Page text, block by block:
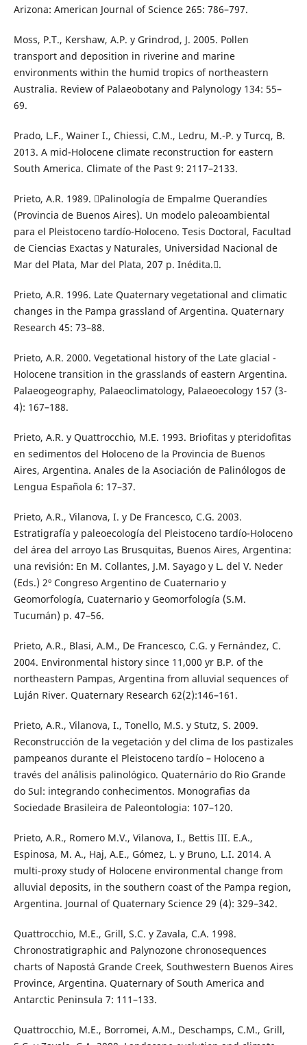
Arizona: American Journal of Science 265: 786–797.
Moss, P.T., Kershaw, A.P. y Grindrod, J. 2005. Pollen
transport and deposition in riverine and marine
environments within the humid tropics of northeastern
Australia. Review of Palaeobotany and Palynology 134: 55–
69.
Prado, L.F., Wainer I., Chiessi, C.M., Ledru, M.-P. y Turcq, B.
2013. A mid-Holocene climate reconstruction for eastern
South America. Climate of the Past 9: 2117–2133.
Prieto, A.R. 1989. Palinología de Empalme Querandíes
(Provincia de Buenos Aires). Un modelo paleoambiental
para el Pleistoceno tardío-Holoceno. Tesis Doctoral, Facultad
de Ciencias Exactas y Naturales, Universidad Nacional de
Mar del Plata, Mar del Plata, 207 p. Inédita..
Prieto, A.R. 1996. Late Quaternary vegetational and climatic
changes in the Pampa grassland of Argentina. Quaternary
Research 45: 73–88.
Prieto, A.R. 2000. Vegetational history of the Late glacial -
Holocene transition in the grasslands of eastern Argentina.
Palaeogeography, Palaeoclimatology, Palaeoecology 157 (3-
4): 167–188.
Prieto, A.R. y Quattrocchio, M.E. 1993. Briofitas y pteridofitas
en sedimentos del Holoceno de la Provincia de Buenos
Aires, Argentina. Anales de la Asociación de Palinólogos de
Lengua Española 6: 17–37.
Prieto, A.R., Vilanova, I. y De Francesco, C.G. 2003.
Estratigrafía y paleoecología del Pleistoceno tardío-Holoceno
del área del arroyo Las Brusquitas, Buenos Aires, Argentina:
una revisión: En M. Collantes, J.M. Sayago y L. del V. Neder
(Eds.) 2º Congreso Argentino de Cuaternario y
Geomorfología, Cuaternario y Geomorfología (S.M.
Tucumán) p. 47–56.
Prieto, A.R., Blasi, A.M., De Francesco, C.G. y Fernández, C.
2004. Environmental history since 11,000 yr B.P. of the
northeastern Pampas, Argentina from alluvial sequences of
Luján River. Quaternary Research 62(2):146–161.
Prieto, A.R., Vilanova, I., Tonello, M.S. y Stutz, S. 2009.
Reconstrucción de la vegetación y del clima de los pastizales
pampeanos durante el Pleistoceno tardío – Holoceno a
través del análisis palinológico. Quaternário do Rio Grande
do Sul: integrando conhecimentos. Monografias da
Sociedade Brasileira de Paleontologia: 107–120.
Prieto, A.R., Romero M.V., Vilanova, I., Bettis III. E.A.,
Espinosa, M. A., Haj, A.E., Gómez, L. y Bruno, L.I. 2014. A
multi-proxy study of Holocene environmental change from
alluvial deposits, in the southern coast of the Pampa region,
Argentina. Journal of Quaternary Science 29 (4): 329–342.
Quattrocchio, M.E., Grill, S.C. y Zavala, C.A. 1998.
Chronostratigraphic and Palynozone chronosequences
charts of Napostá Grande Creek, Southwestern Buenos Aires
Province, Argentina. Quaternary of South America and
Antarctic Peninsula 7: 111–133.
Quattrocchio, M.E., Borromei, A.M., Deschamps, C.M., Grill,